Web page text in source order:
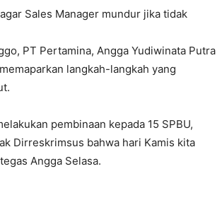
Sales Manager mundur jika tidak
PT Pertamina, Angga Yudiwinata Putra
langkah-langkah yang
pembinaan kepada 15 SPBU,
Dirreskrimsus bahwa hari Kamis kita
Angga Selasa.